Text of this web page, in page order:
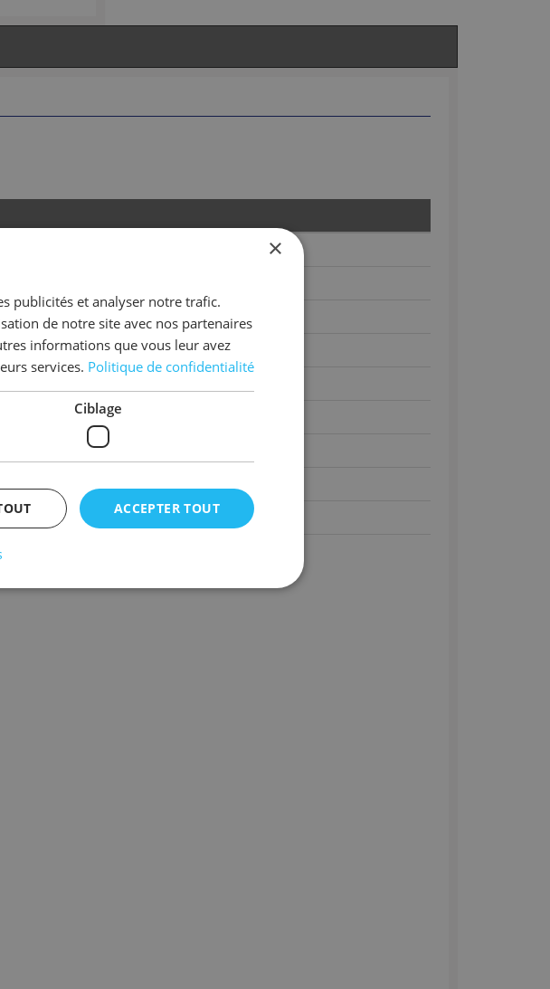
×
publicités et analyser notre trafic.
de notre site avec nos partenaires
informations que vous leur avez
services. Politique de confidentialité
Ciblage
ACCEPTER TOUT